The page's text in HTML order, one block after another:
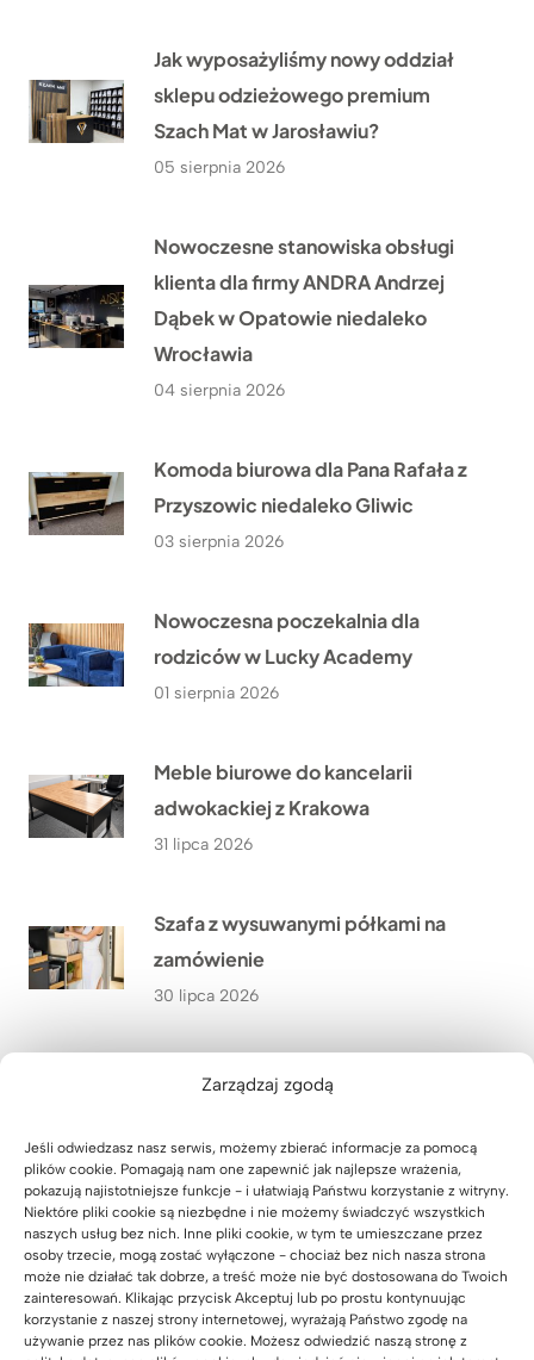
Zarządzaj zgodą
Jeśli odwiedzasz nasz serwis, możemy zbierać informacje za pomocą
plików cookie. Pomagają nam one zapewnić jak najlepsze wrażenia,
pokazują najistotniejsze funkcje - i ułatwiają Państwu korzystanie z witryny.
Niektóre pliki cookie są niezbędne i nie możemy świadczyć wszystkich
naszych usług bez nich. Inne pliki cookie, w tym te umieszczane przez
osoby trzecie, mogą zostać wyłączone - chociaż bez nich nasza strona
może nie działać tak dobrze, a treść może nie być dostosowana do Twoich
zainteresowań. Klikając przycisk Akceptuj lub po prostu kontynuując
korzystanie z naszej strony internetowej, wyrażają Państwo zgodę na
używanie przez nas plików cookie. Możesz odwiedzić naszą stronę z
Jak wyposażyliśmy nowy oddział
sklepu odzieżowego premium
Szach Mat w Jarosławiu?
05 sierpnia 2026
Nowoczesne stanowiska obsługi
klienta dla firmy ANDRA Andrzej
Dąbek w Opatowie niedaleko
Wrocławia
04 sierpnia 2026
Komoda biurowa dla Pana Rafała z
Przyszowic niedaleko Gliwic
03 sierpnia 2026
Nowoczesna poczekalnia dla
rodziców w Lucky Academy
01 sierpnia 2026
Meble biurowe do kancelarii
adwokackiej z Krakowa
31 lipca 2026
Szafa z wysuwanymi półkami na
zamówienie
30 lipca 2026
Meble dla szkoły językowej Lucky
która wspiera naukę
29 lipca 2026
Meble biurowe dla Kancelarii
Adwokackiej Adwokat Marty
Giezowskiej w Zielonej Górze